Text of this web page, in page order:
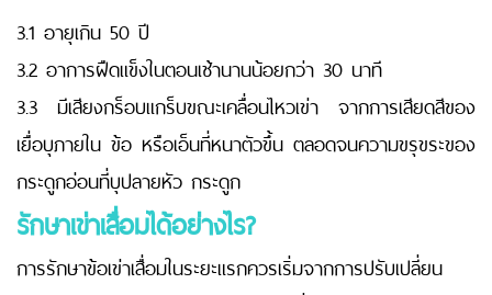
3.1 อายุเกิน 50 ปี
3.2 อาการฝืดแข็งในตอนเช้านานน้อยกว่า 30 นาที
3.3 มีเสียงกร็อบแกร็บขณะเคลื่อนไหวเข่า จากการเสียดสีของ
เยื่อบุภายใน ข้อ หรือเอ็นที่หนาตัวขึ้น ตลอดจนความขรุขระของ
กระดูกอ่อนที่บุปลายหัว กระดูก
รักษาเข่าเสื่อมได้อย่างไร?
การรักษาข้อเข่าเสื่อมในระยะแรกควรเริ่มจากการปรับเปลี่ยน